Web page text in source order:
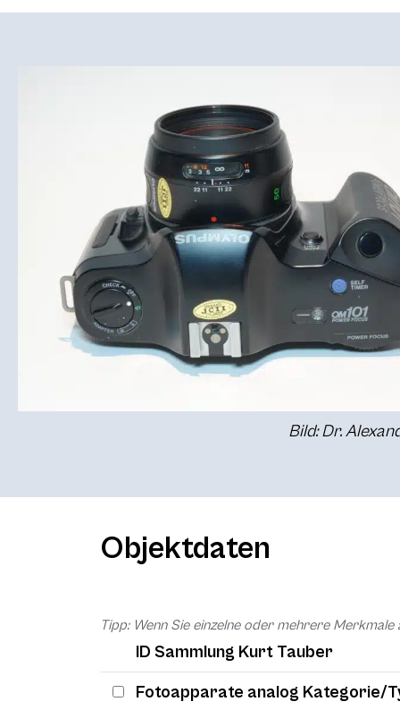
Bild: Dr.
Objektdaten
Tipp: Wenn Sie einzelne oder mehrere
ID Sammlung Kurt Tauber
Fotoapparate analog Kategorie/